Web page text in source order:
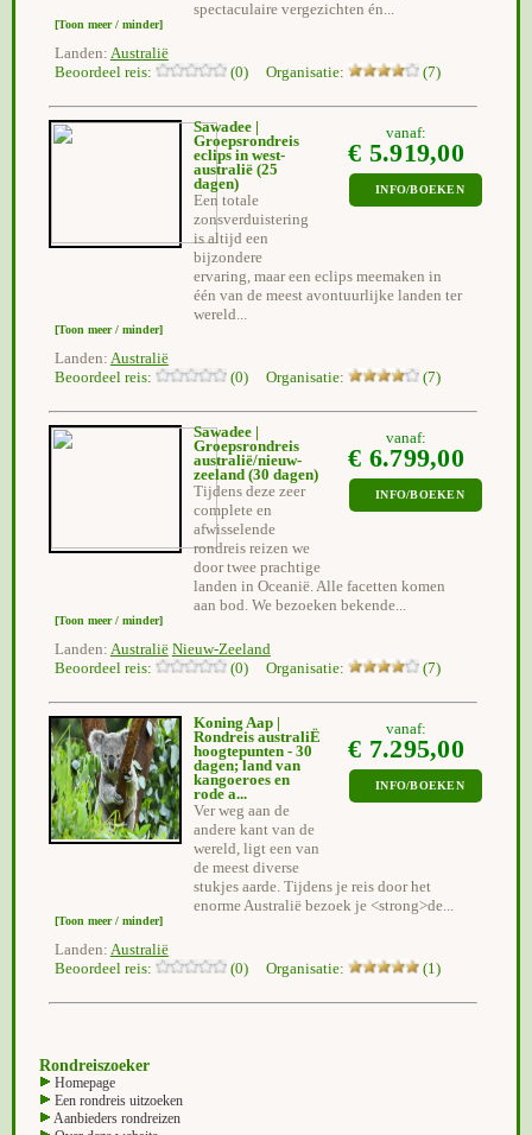
spectaculaire vergezichten én...
[Toon meer / minder]
Landen: Australië
Beoordeel reis:
(0) Organisatie: (7)
vanaf:
€ 5.919,00
INFO/BOEKEN
Sawadee |
Groepsrondreis
eclips in west-
australië (25
dagen)
Een totale
zonsverduistering
is altijd een
bijzondere
ervaring, maar een eclips meemaken in
één van de meest avontuurlijke landen ter
wereld...
[Toon meer / minder]
Landen: Australië
Beoordeel reis:
(0) Organisatie: (7)
vanaf:
€ 6.799,00
INFO/BOEKEN
Sawadee |
Groepsrondreis
australië/nieuw-
zeeland (30 dagen)
Tijdens deze zeer
complete en
afwisselende
rondreis reizen we
door twee prachtige
landen in Oceanië. Alle facetten komen
aan bod. We bezoeken bekende...
[Toon meer / minder]
Landen: Australië Nieuw-Zeeland
Beoordeel reis:
(0) Organisatie: (7)
vanaf:
€ 7.295,00
INFO/BOEKEN
Koning Aap |
Rondreis australiË
hoogtepunten - 30
dagen; land van
kangoeroes en
rode a...
Ver weg aan de
andere kant van de
wereld, ligt een van
de meest diverse
stukjes aarde. Tijdens je reis door het
enorme Australië bezoek je <strong>de...
[Toon meer / minder]
Landen: Australië
Beoordeel reis:
(0) Organisatie: (1)
Rondreiszoeker
Homepage
Een rondreis uitzoeken
Aanbieders rondreizen